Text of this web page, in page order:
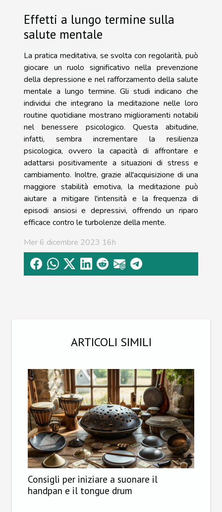
Effetti a lungo termine sulla
salute mentale
La pratica meditativa, se svolta con regolarità, può
giocare un ruolo significativo nella prevenzione
della depressione e nel rafforzamento della salute
mentale a lungo termine. Gli studi indicano che
individui che integrano la meditazione nelle loro
routine quotidiane mostrano miglioramenti notabili
nel benessere psicologico. Questa abitudine,
infatti, sembra incrementare la resilienza
psicologica, ovvero la capacità di affrontare e
adattarsi positivamente a situazioni di stress e
cambiamento. Inoltre, grazie all'acquisizione di una
maggiore stabilità emotiva, la meditazione può
aiutare a mitigare l'intensità e la frequenza di
episodi ansiosi e depressivi, offrendo un riparo
efficace contro le turbolenze della mente.
Mer 6 dicembre 2023 16h
ARTICOLI SIMILI
Consigli per iniziare a suonare il
handpan e il tongue drum